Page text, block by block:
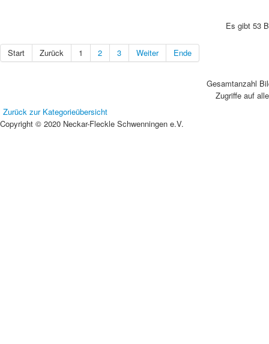
Es gibt 53
Start Zurück 1 2 3 Weiter Ende
Gesamtanzahl
Zugriffe auf
Zurück zur Kategorieübersicht
Copyright © 2020 Neckar-Fleckle Schwenningen e.V.